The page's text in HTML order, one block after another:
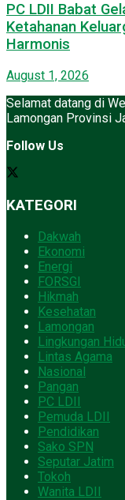
PC LDII Babat
Ketahanan
Harmonis
August 1, 2026
Selamat datang di
Lamongan Provinsi
Follow Us
KATEGORI
Dakwah
Ekonomi
Energi
FORSGI
Hikmah
Kesehatan
Lamongan
Lingkungan
Lintas Agama
Nasional
Pangan
PC LDII
Pemuda LDII
Pendidikan
Sako SPN
Seputar Jatim
Tokoh
Wanita LDII